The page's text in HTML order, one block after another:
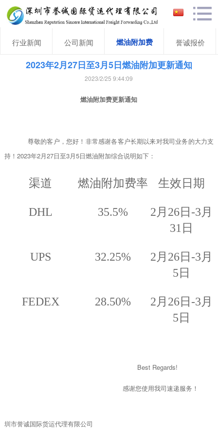
行业新闻 公司新闻 燃油附加费 誉诚报价
2023年2月27日至3月5日燃油附加更新通知
2023/2/25 9:44:09
燃油附加费更新通知
尊敬的客户 ，您好！非常感谢各客户长期以来对我司业务的大力支
持！ 2023年2月27日至3月5日燃油附加综合说明如下：
渠道 燃油附加费率 生效日期
DHL 35.5% 2 月 26日 -3 月
31 日
UPS 32.25% 2 月 26日 -3 月
5 日
FEDEX 28.50% 2 月 26日 -3 月
5 日
Best Regards!
感谢您使用我司速递服务！
圳市誉诚国际货运代理有限公司